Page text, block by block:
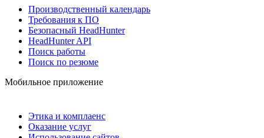
Производственный календарь
Требования к ПО
Безопасный HeadHunter
HeadHunter API
Поиск работы
Поиск по резюме
Мобильное приложение
Этика и комплаенс
Оказание услуг